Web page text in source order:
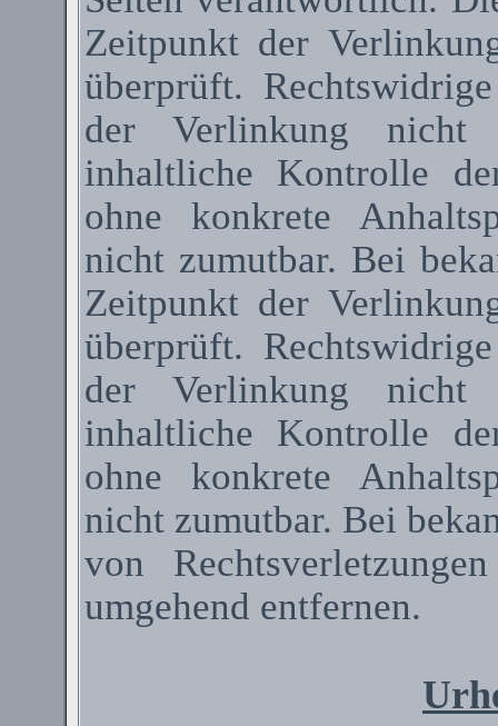
Zeitpunkt der
überprüft.
der Verlinkung nicht
inhaltliche Kontrolle
ohne konkrete
nicht zumutbar. Bei
Zeitpunkt der
überprüft.
der Verlinkung nicht
inhaltliche Kontrolle
ohne konkrete
nicht zumutbar. Bei
von
umgehend entfernen.